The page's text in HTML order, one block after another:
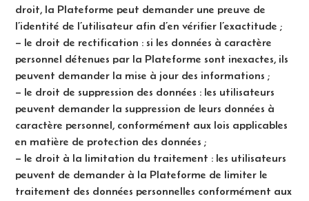
droit, la Plateforme peut demander une preuve de
l’identité de l’utilisateur afin d’en vérifier l’exactitude ;
– le droit de rectification : si les données à caractère
personnel détenues par la Plateforme sont inexactes, ils
peuvent demander la mise à jour des informations ;
– le droit de suppression des données : les utilisateurs
peuvent demander la suppression de leurs données à
caractère personnel, conformément aux lois applicables
en matière de protection des données ;
– le droit à la limitation du traitement : les utilisateurs
peuvent de demander à la Plateforme de limiter le
traitement des données personnelles conformément aux